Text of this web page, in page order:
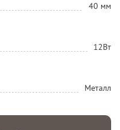
40 мм
12Вт
Металл